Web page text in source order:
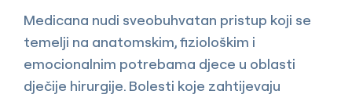
Medicana nudi sveobuhvatan pristup koji se
temelji na anatomskim, fiziološkim i
emocionalnim potrebama djece u oblasti
dječije hirurgije. Bolesti koje zahtijevaju